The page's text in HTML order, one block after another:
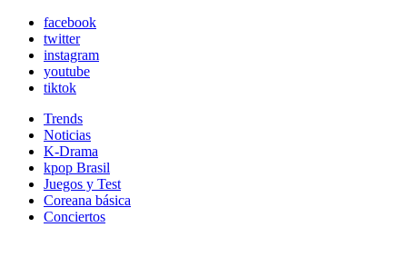
facebook
twitter
instagram
youtube
tiktok
Trends
Noticias
K-Drama
kpop Brasil
Juegos y Test
Coreana básica
Conciertos